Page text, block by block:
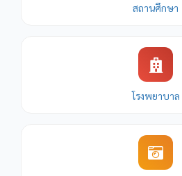
สถานศึกษา
โรงพยาบาล